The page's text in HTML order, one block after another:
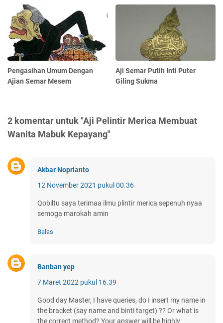
Pengasihan Umum Dengan
Ajian Semar Mesem
Aji Semar Putih Inti Puter
Giling Sukma
2 komentar untuk "Aji Pelintir Merica Membuat
Wanita Mabuk Kepayang"
Akbar Noprianto
12 November 2021 pukul 00.36
Qobiltu saya terimaa ilmu plintir merica sepenuh nyaa
semoga marokah amin
Balas
Banban yep
7 Maret 2022 pukul 16.39
Good day Master, I have queries, do I insert my name in
the bracket (say name and binti target) ?? Or what is
the correct method? Your answer will be highly